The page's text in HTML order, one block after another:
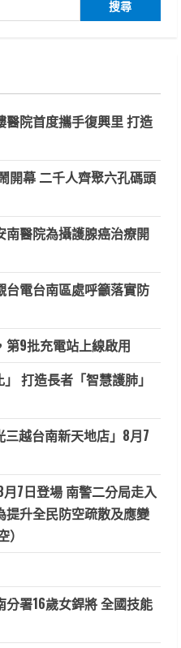
院首度攜手復興里 打造
開幕 二千人齊聚六孔碼頭
南醫院為攝護腺癌治療開
台電台南區處呼籲落實防
第9批充電站上線啟用
打造長者「智慧護肺」
三越台南新天地店」8月7
7日登場 南警二分局走入
升全民防空疏散及應變
署16歲女銲將 全國技能